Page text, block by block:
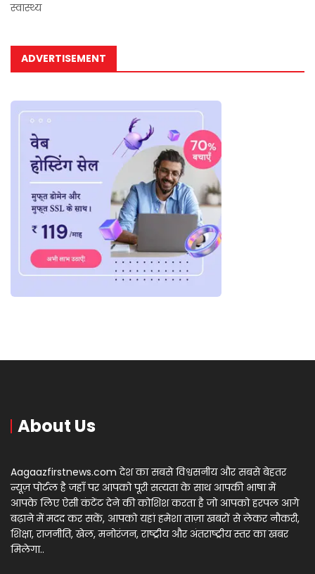
स्वास्थ्य
ADVERTISEMENT
About Us
Aagaazfirstnews.com देश का सबसे विश्वसनीय और सबसे बेहतर
न्यूज़ पोर्टल है जहाँ पर आपको पूरी सत्यता के साथ आपकी भाषा में
आपके लिए ऐसी कंटेंट देने की कोशिश करता है जो आपको हरपल आगे
बढ़ाने में मदद कर सकें, आपको यहां हमेशा ताज़ा खबरों से लेकर नौकरी,
शिक्षा, राजनीति, खेल, मनोरंजन, राष्ट्रीय और अंतराष्ट्रीय स्तर का खबर
मिलेगा..